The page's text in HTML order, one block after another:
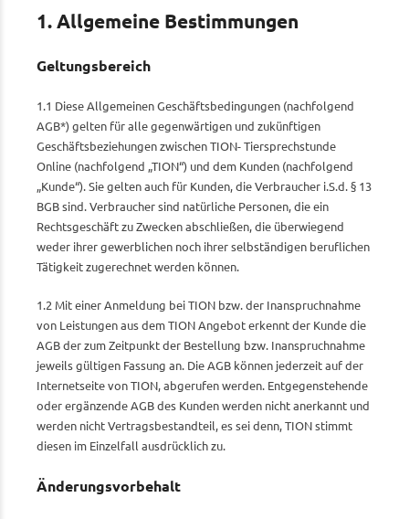
1. Allgemeine Bestimmungen
Geltungsbereich
1.1 Diese Allgemeinen Geschäftsbedingungen (nachfolgend
AGB*) gelten für alle gegenwärtigen und zukünftigen
Geschäftsbeziehungen zwischen TION- Tiersprechstunde
Online (nachfolgend „TION“) und dem Kunden (nachfolgend
„Kunde“). Sie gelten auch für Kunden, die Verbraucher i.S.d. § 13
BGB sind. Verbraucher sind natürliche Personen, die ein
Rechtsgeschäft zu Zwecken abschließen, die überwiegend
weder ihrer gewerblichen noch ihrer selbständigen beruflichen
Tätigkeit zugerechnet werden können.
1.2 Mit einer Anmeldung bei TION bzw. der Inanspruchnahme
von Leistungen aus dem TION Angebot erkennt der Kunde die
AGB der zum Zeitpunkt der Bestellung bzw. Inanspruchnahme
jeweils gültigen Fassung an. Die AGB können jederzeit auf der
Internetseite von TION, abgerufen werden. Entgegenstehende
oder ergänzende AGB des Kunden werden nicht anerkannt und
werden nicht Vertragsbestandteil, es sei denn, TION stimmt
diesen im Einzelfall ausdrücklich zu.
Änderungsvorbehalt